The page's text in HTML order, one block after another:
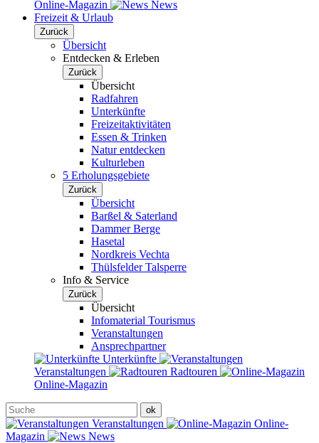
Online-Magazin
News
Freizeit & Urlaub
Zurück
Übersicht
Entdecken & Erleben
Zurück
Übersicht
Radfahren
Unterkünfte
Freizeitaktivitäten
Essen & Trinken
Natur entdecken
Kulturleben
5 Erholungsgebiete
Zurück
Übersicht
Barßel & Saterland
Dammer Berge
Hasetal
Nordkreis Vechta
Thülsfelder Talsperre
Info & Service
Zurück
Übersicht
Infomaterial Tourismus
Veranstaltungen
Ansprechpartner
Unterkünfte
Veranstaltungen
Radtouren
Online-Magazin
Veranstaltungen
Online-
Magazin
News